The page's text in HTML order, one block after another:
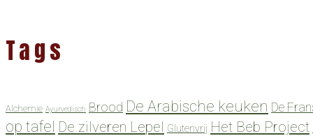
Tags
Alchemie Ayurvedisch Brood De Arabische keuken De
op tafel De zilveren Lepel Glutenvrij Het Beb Project